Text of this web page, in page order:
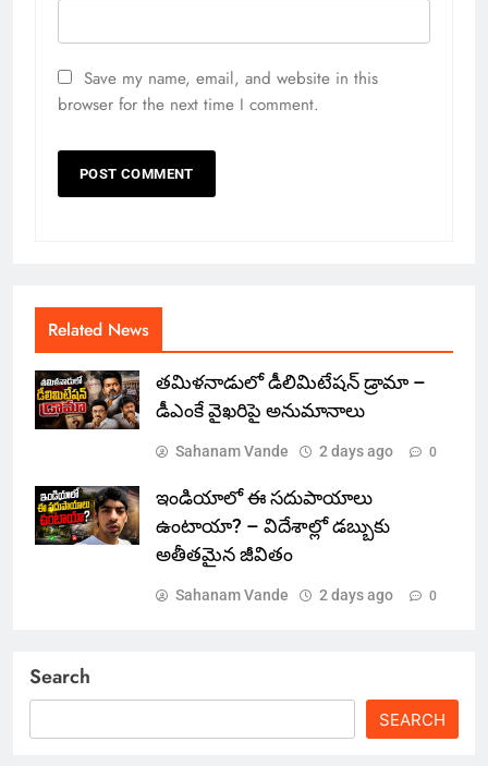
Save my name, email, and website in this
browser for the next time I comment.
Related News
తమిళనాడులో డీలిమిటేషన్ డ్రామా –
డీఎంకే వైఖరిపై అనుమానాలు
Sahanam Vande 2 days ago 0
ఇండియాలో‌ ఈ సదుపాయాలు
ఉంటాయా? – విదేశాల్లో డబ్బుకు
అతీతమైన జీవితం
Sahanam Vande 2 days ago 0
Search
SEARCH